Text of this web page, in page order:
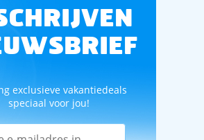
exclusieve vakantiedeals
speciaal voor jou!